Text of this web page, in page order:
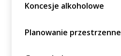
Koncesje alkoholowe
Planowanie przestrzenne